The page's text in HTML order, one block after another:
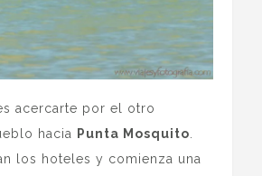
acercarte por el otro
hacia Punta Mosquito.
los hoteles y comienza una